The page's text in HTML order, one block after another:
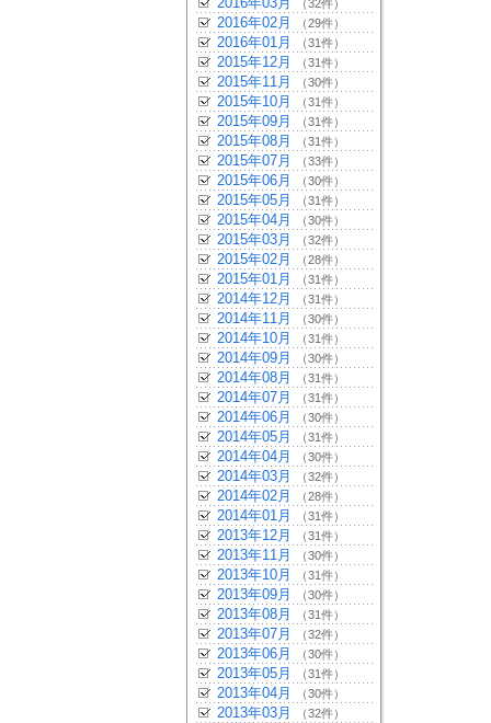
（32件）
2016年02月 （29件）
2016年01月 （31件）
2015年12月 （31件）
2015年11月 （30件）
2015年10月 （31件）
2015年09月 （31件）
2015年08月 （31件）
2015年07月 （33件）
2015年06月 （30件）
2015年05月 （31件）
2015年04月 （30件）
2015年03月 （32件）
2015年02月 （28件）
2015年01月 （31件）
2014年12月 （31件）
2014年11月 （30件）
2014年10月 （31件）
2014年09月 （30件）
2014年08月 （31件）
2014年07月 （31件）
2014年06月 （30件）
2014年05月 （31件）
2014年04月 （30件）
2014年03月 （32件）
2014年02月 （28件）
2014年01月 （31件）
2013年12月 （31件）
2013年11月 （30件）
2013年10月 （31件）
2013年09月 （30件）
2013年08月 （31件）
2013年07月 （32件）
2013年06月 （30件）
2013年05月 （31件）
2013年04月 （30件）
2013年03月 （32件）